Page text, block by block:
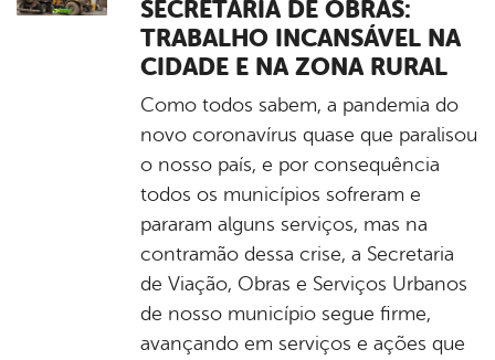
SECRETARIA DE OBRAS:
TRABALHO INCANSÁVEL NA
CIDADE E NA ZONA RURAL
Como todos sabem, a pandemia do
novo coronavírus quase que paralisou
o nosso país, e por consequência
todos os municípios sofreram e
pararam alguns serviços, mas na
contramão dessa crise, a Secretaria
de Viação, Obras e Serviços Urbanos
de nosso município segue firme,
avançando em serviços e ações que